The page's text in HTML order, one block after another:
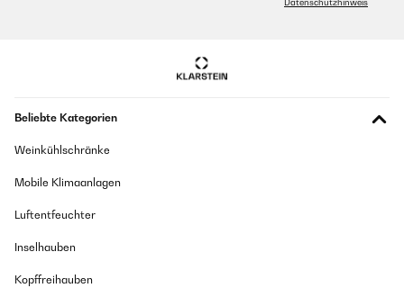
Datenschutzhinweis
Beliebte Kategorien
Weinkühlschränke
Mobile Klimaanlagen
Luftentfeuchter
Inselhauben
Kopffreihauben